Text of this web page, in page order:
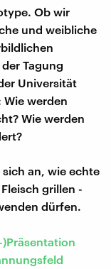
Ob wir
und weibliche
Tagung
Universität
werden
Wie werden
an, wie echte
grillen -
dürfen.